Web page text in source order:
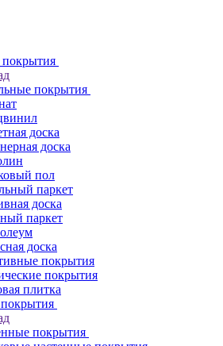
покрытия
доска
доска
пол
паркет
доска
паркет
доска
покрытия
покрытия
плитка
покрытия